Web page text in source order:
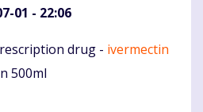
01 - 22:06
drug - ivermectin
500ml